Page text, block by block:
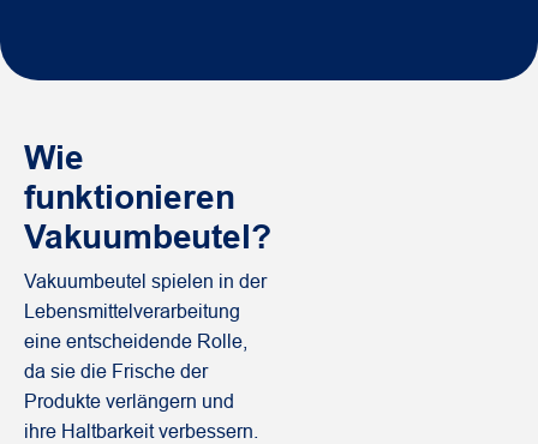
Wie
funktionieren
Vakuumbeutel?
Vakuumbeutel spielen in der
Lebensmittelverarbeitung
eine entscheidende Rolle,
da sie die Frische der
Produkte verlängern und
ihre Haltbarkeit verbessern.